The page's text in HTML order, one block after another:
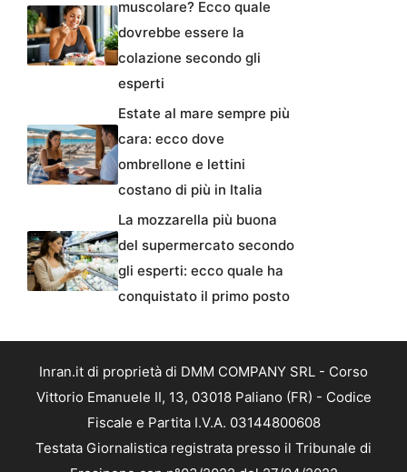
muscolare? Ecco quale
dovrebbe essere la
colazione secondo gli
esperti
Estate al mare sempre più
cara: ecco dove
ombrellone e lettini
costano di più in Italia
La mozzarella più buona
del supermercato secondo
gli esperti: ecco quale ha
conquistato il primo posto
Inran.it di proprietà di DMM COMPANY SRL - Corso
Vittorio Emanuele II, 13, 03018 Paliano (FR) - Codice
Fiscale e Partita I.V.A. 03144800608
Testata Giornalistica registrata presso il Tribunale di